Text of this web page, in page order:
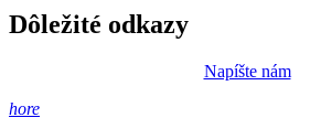
Dôležité odkazy
Napíšte nám
hore